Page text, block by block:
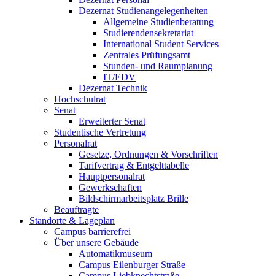
Dezernat Studienangelegenheiten
Allgemeine Studienberatung
Studierendensekretariat
International Student Services
Zentrales Prüfungsamt
Stunden- und Raumplanung
IT/EDV
Dezernat Technik
Hochschulrat
Senat
Erweiterter Senat
Studentische Vertretung
Personalrat
Gesetze, Ordnungen & Vorschriften
Tarifvertrag & Entgelttabelle
Hauptpersonalrat
Gewerkschaften
Bildschirmarbeitsplatz Brille
Beauftragte
Standorte & Lageplan
Campus barrierefrei
Über unsere Gebäude
Automatikmuseum
Campus Eilenburger Straße